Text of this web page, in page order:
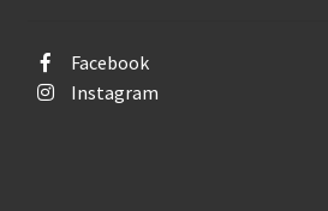
Facebook
Instagram